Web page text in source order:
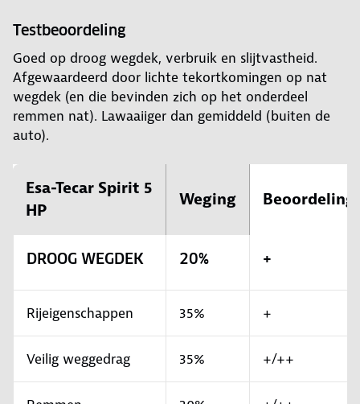
Testbeoordeling
Goed op droog wegdek, verbruik en slijtvastheid.
Afgewaardeerd door lichte tekortkomingen op nat
wegdek (en die bevinden zich op het onderdeel
remmen nat). Lawaaiiger dan gemiddeld (buiten de
auto).
Esa-Tecar Spirit 5
HP
Weging Beoordeling
DROOG WEGDEK 20% +
Rijeigenschappen 35% +
Veilig weggedrag 35% +/++